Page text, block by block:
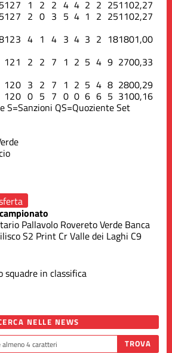
127 1 2 2 4 4 2 2 251102,27
127 2 0 3 5 4 1 2 251102,27
123 4 1 4 3 4 3 2 181801,00
121 2 2 7 1 2 5 4 9 2700,33
120 3 2 7 1 2 5 4 8 2800,29
120 0 5 7 0 0 6 6 5 3100,16
S=Sanzioni QS=Quoziente Set
Pallavolo Rovereto Verde Banca
S2 Print Cr Valle dei Laghi C9
NELLE NEWS